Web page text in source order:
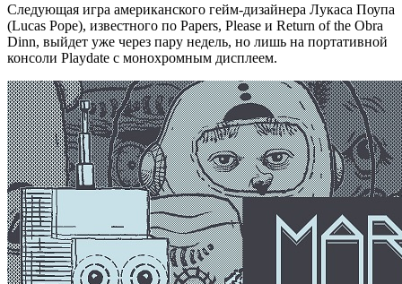
Следующая игра американского гейм-дизайнера Лукаса Поупа
(Lucas Pope), известного по Papers, Please и Return of the Obra
Dinn, выйдет уже через пару недель, но лишь на портативной
консоли Playdate с монохромным дисплеем.